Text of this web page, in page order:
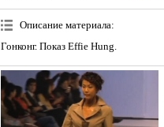
Описание материала:
Гонконг. Показ Effie Hung.